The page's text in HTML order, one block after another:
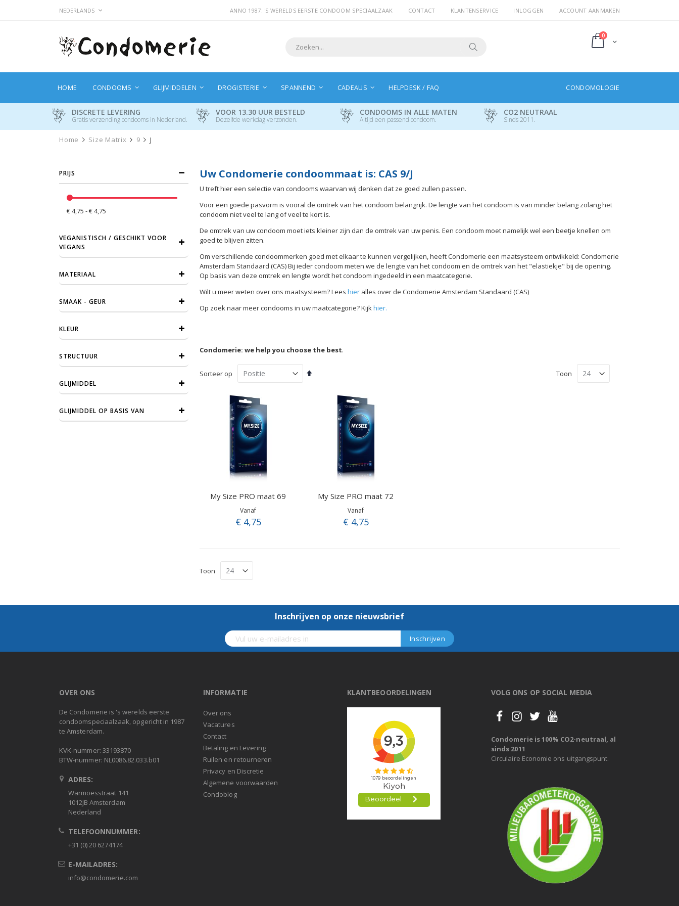
Ga
inhoud
TAAL
NEDERLANDS ANNO 1987: 'S WERELDS EERSTE CONDOOM SPECIAALZAAK CONTACT KLANTENSERVICE INLOGGEN ACCOUNT AANMAKEN
Cart
0producten
HOME CONDOOMS GLIJMIDDELEN DROGISTERIE SPANNEND CADEAUS HELPDESK / FAQ CONDOMOLOGIE
DISCRETE LEVERING
Gratis verzending condooms in Nederland.
VOOR 13.30 UUR BESTELD
Dezelfde werkdag verzonden.
CONDOOMS IN ALLE MATEN
Altijd een passend condoom.
CO2 NEUTRAAL
Sinds 2011.
Home Size Matrix 9 J
Uw Condomerie condoommaat is: CAS 9/J
U treft hier een selectie van condooms waarvan wij denken dat ze goed zullen passen.
Voor een goede pasvorm is vooral de omtrek van het condoom belangrijk. De lengte van het condoom is van minder belang zolang het
condoom niet veel te lang of veel te kort is.
De omtrek van uw condoom moet iets kleiner zijn dan de omtrek van uw penis. Een condoom moet namelijk wel een beetje knellen om
goed te blijven zitten.
Om verschillende condoommerken goed met elkaar te kunnen vergelijken, heeft Condomerie een maatsysteem ontwikkeld: Condomerie
Amsterdam Standaard (CAS) Bij ieder condoom meten we de lengte van het condoom en de omtrek van het "elastiekje" bij de opening.
Op basis van deze omtrek en lengte wordt het condoom ingedeeld in een maatcategorie.
Wilt u meer weten over ons maatsysteem? Lees hieralles over de Condomerie Amsterdam Standaard (CAS)
Op zoek naar meer condooms in uw maatcategorie? Kijkhier.
Condomerie: we help you choose the best.
Sorteer op
Van
Toon
My Size PRO maat 69
Vanaf
€ 4,75
My Size PRO maat 72
Vanaf
€ 4,75
Toon
PRIJS
€ 4,75 - € 4,75
VEGANISTISCH / GESCHIKT VOOR
VEGANS
MATERIAAL
SMAAK - GEUR
KLEUR
STRUCTUUR
GLIJMIDDEL
GLIJMIDDEL OP BASIS VAN
Inschrijven op onze nieuwsbrief
OVER ONS
De Condomerie is 's werelds eerste
condoomspeciaalzaak, opgericht in 1987
te Amsterdam.
KVK-nummer: 33193870
BTW-nummer: NL0086.82.033.b01
ADRES:
Warmoesstraat 141
1012JB Amsterdam
Nederland
TELEFOONNUMMER:
+31 (0) 20 6274174
E-MAILADRES:
info@condomerie.com
INFORMATIE
Over ons
Vacatures
Contact
Betaling en Levering
Ruilen en retourneren
Privacy en Discretie
Algemene voorwaarden
Condoblog
KLANTBEOORDELINGEN VOLG ONS OP SOCIAL MEDIA
Condomerie is 100% CO2-neutraal, al
sinds 2011
Circulaire Economie ons uitgangspunt.